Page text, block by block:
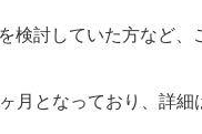
討していた方など、
月となっており、詳細